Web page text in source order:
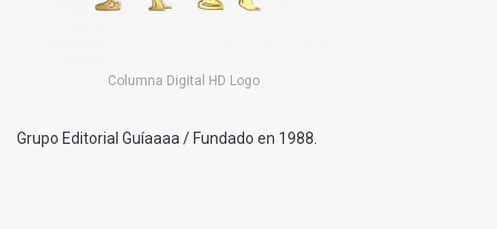
Columna Digital HD Logo
Grupo Editorial Guíaaaa / Fundado en 1988.